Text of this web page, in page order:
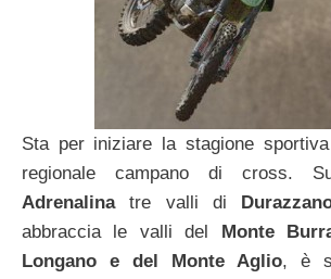
Sta per iniziare la stagione
regionale campano di cross.
Adrenalinatre valli di
abbraccia le valli del Monte
Longano e del Monte Aglio, è